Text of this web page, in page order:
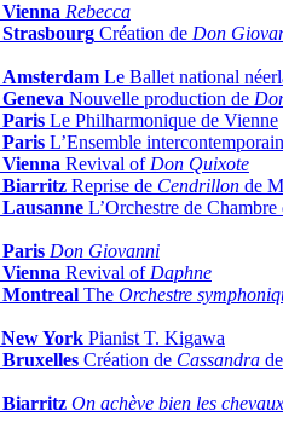
Vienna Rebecca
Strasbourg Création de Don
Amsterdam Le Ballet national
Geneva Nouvelle production de
Paris Le Philharmonique de Vienne
Paris L’Ensemble intercontemporain
Vienna Revival of Don Quixote
Biarritz Reprise de Cendrillon de
Lausanne L’Orchestre de Chambre
Paris Don Giovanni
Vienna Revival of Daphne
Montreal The Orchestre
New York Pianist T. Kigawa
Bruxelles Création de Cassandra de
Biarritz On achève bien les chevaux